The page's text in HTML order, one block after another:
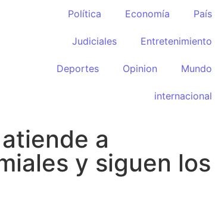
Política Economía País
Judiciales Entretenimiento
Deportes Opinion Mundo
internacional
a
y siguen los